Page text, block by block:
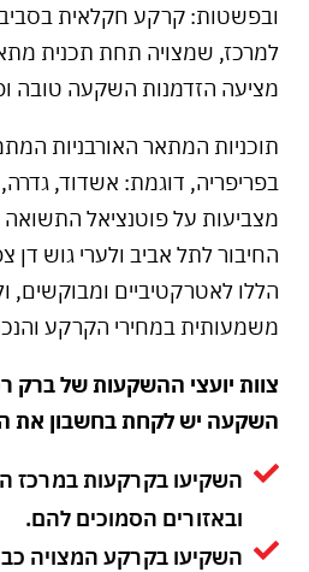
ובפשטות: קרקע חקלאית
למרכז, שמצויה תחת תכנית
מציעה הזדמנות השקעה טובה
תוכניות המתאר האורבניות
בפריפריה, דוגמת: אשדוד, גדרה,
מצביעות על פוטנציאל התשואה
החיבור לתל אביב ולערי גוש דן
הללו לאטרקטיביים ומבוקשים,
משמעותית במחירי הקרקע
צוות יועצי ההשקעות של ברק
השקעה יש לקחת בחשבון את
השקיעו בקרקעות במרכז
ובאזורים הסמוכים להם.
השקיעו בקרקע המצויה